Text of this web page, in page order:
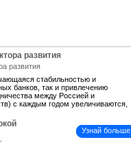
развития
стабильностью и
банков, так и привлечению
между Россией и
с каждым годом увеличиваются,
Узнай больше